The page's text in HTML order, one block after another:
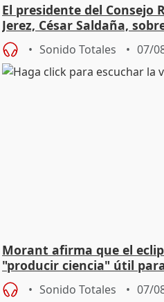
El presidente del Consejo
Jerez, César Saldaña,
Sonido Totales 07/
Morant afirma que el
"producir ciencia" útil
Sonido Totales 07/